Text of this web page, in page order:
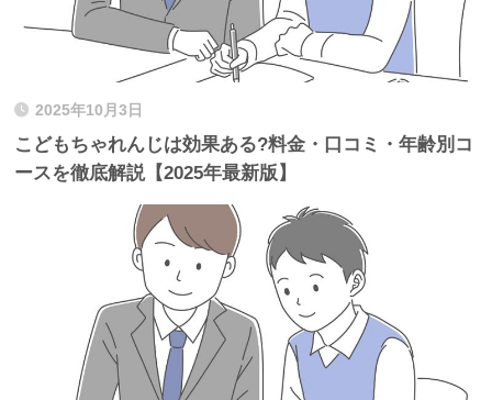
2025年10月3日
こどもちゃれんじは効果ある?料金・口コミ・年齢別コ
ースを徹底解説【2025年最新版】